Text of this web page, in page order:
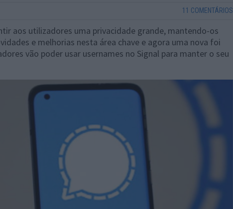
11 COMENTÁRIOS
aos utilizadores uma privacidade grande, mantendo-os
e melhorias nesta área chave e agora uma nova foi
vão poder usar usernames no Signal para manter o seu